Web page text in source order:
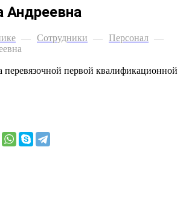
Андреевна
— Сотрудники — Персонал —
перевязочной первой квалификационной